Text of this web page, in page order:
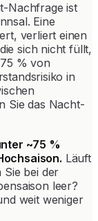
Nachfrage ist
Eine
verliert einen
sich nicht füllt,
% von
in
Sie das Nacht-
~75 %
Läuft
Sie bei der
leer?
weit weniger